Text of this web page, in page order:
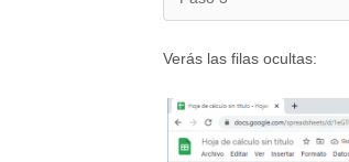
Verás las filas ocultas: